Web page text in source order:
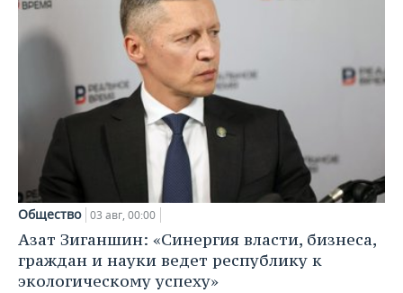
Общество 03 авг, 00:00
Азат Зиганшин: «Синергия власти, бизнеса,
граждан и науки ведет республику к
экологическому успеху»